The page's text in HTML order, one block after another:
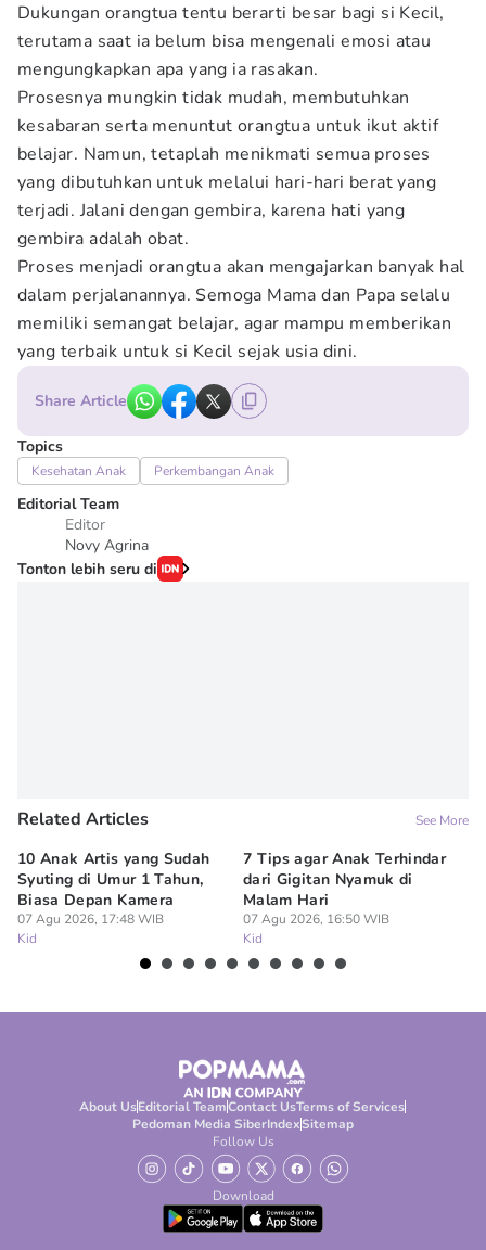
Dukungan orangtua tentu berarti besar bagi si Kecil,
terutama saat ia belum bisa mengenali emosi atau
mengungkapkan apa yang ia rasakan.
Prosesnya mungkin tidak mudah, membutuhkan
kesabaran serta menuntut orangtua untuk ikut aktif
belajar. Namun, tetaplah menikmati semua proses
yang dibutuhkan untuk melalui hari-hari berat yang
terjadi. Jalani dengan gembira, karena hati yang
gembira adalah obat.
Proses menjadi orangtua akan mengajarkan banyak hal
dalam perjalanannya. Semoga Mama dan Papa selalu
memiliki semangat belajar, agar mampu memberikan
yang terbaik untuk si Kecil sejak usia dini.
Share Article
Topics
Kesehatan Anak Perkembangan Anak
Editorial Team
Editor
Novy Agrina
Tonton lebih seru di
Related Articles See More
10 Anak Artis yang Sudah
Syuting di Umur 1 Tahun,
Biasa Depan Kamera
07 Agu 2026, 17:48 WIB
Kid
7 Tips agar Anak Terhindar
dari Gigitan Nyamuk di
Malam Hari
07 Agu 2026, 16:50 WIB
Kid
About UsEditorial TeamContact UsTerms of Services
Pedoman Media SiberIndexSitemap
Follow Us
Download